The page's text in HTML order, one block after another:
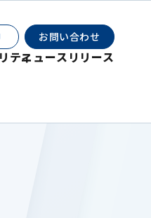
ティニュースリリース
お問い合わせ